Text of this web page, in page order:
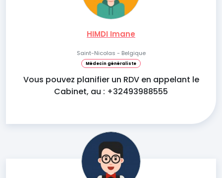
HIMDI Imane
Saint-Nicolas - Belgique
Médecin généraliste
Vous pouvez planifier un RDV en appelant le
Cabinet, au : +32493988555